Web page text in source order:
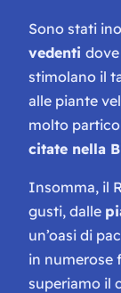
Sono stati
vedenti
stimolano il
alle piante
molto
citate nella
Insomma, il
gusti, dalle
un’oasi di
in numerose
superiamo il